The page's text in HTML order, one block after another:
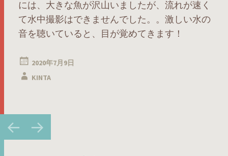
には、大きな魚が沢山いましたが、流れが速く
て水中撮影はできませんでした。。激しい水の
音を聴いていると、目が覚めてきます！
2020年7月9日
KINTA
投
稿